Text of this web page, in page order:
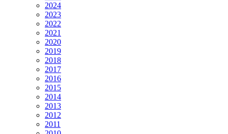
2024
2023
2022
2021
2020
2019
2018
2017
2016
2015
2014
2013
2012
2011